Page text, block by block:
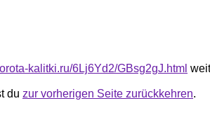
kalitki.ru/6Lj6Yd2/GBsg2gJ.html
du zur vorherigen Seite zurückkehren.